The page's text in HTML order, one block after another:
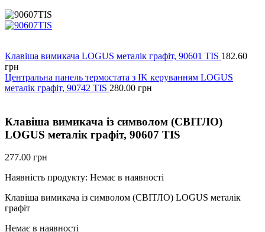
Клавіша вимикача LOGUS металік графіт, 90601 TIS 182.60
грн
Центральна панель термостата з IK керуванням LOGUS
металік графіт, 90742 TIS 280.00 грн
Клавіша вимикача із символом (СВІТЛО)
LOGUS металік графіт, 90607 TIS
277.00 грн
Наявність продукту: Немає в наявності
Клавіша вимикача із символом (СВІТЛО) LOGUS металік
графіт
Немає в наявності